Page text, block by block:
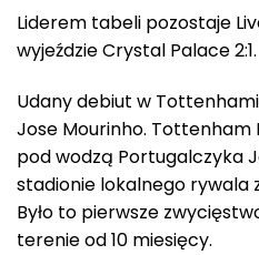
Liderem tabeli pozostaje
wyjeździe Crystal Palace 2:1.
Udany debiut w
Jose Mourinho. Tottenham
pod wodzą Portugalczyka
stadionie lokalnego rywala
Było to pierwsze
terenie od 10 miesięcy.